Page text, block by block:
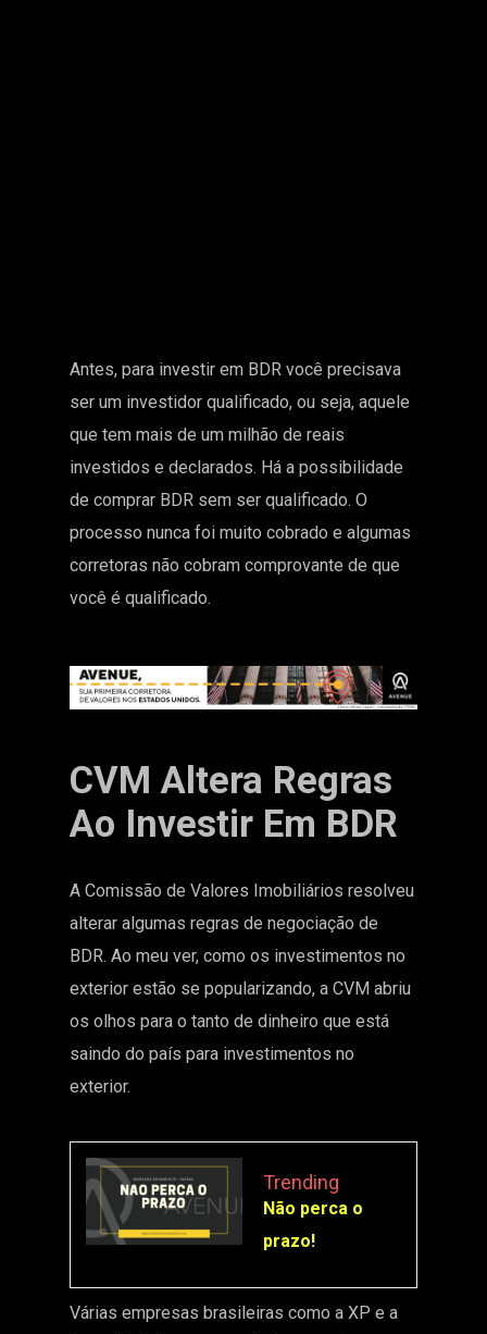
Antes, para investir em BDR você precisava
ser um investidor qualificado, ou seja, aquele
que tem mais de um milhão de reais
investidos e declarados. Há a possibilidade
de comprar BDR sem ser qualificado. O
processo nunca foi muito cobrado e algumas
corretoras não cobram comprovante de que
você é qualificado.
CVM Altera Regras
Ao Investir Em BDR
A Comissão de Valores Imobiliários resolveu
alterar algumas regras de negociação de
BDR. Ao meu ver, como os investimentos no
exterior estão se popularizando, a CVM abriu
os olhos para o tanto de dinheiro que está
saindo do país para investimentos no
exterior.
Trending
Não perca o
prazo!
Várias empresas brasileiras como a XP e a